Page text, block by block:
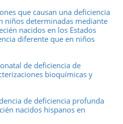
que causan una deficiencia
niños determinadas mediante
nacidos en los Estados
diferente que en niños
de deficiencia de
bioquímicas y
de deficiencia profunda
nacidos hispanos en